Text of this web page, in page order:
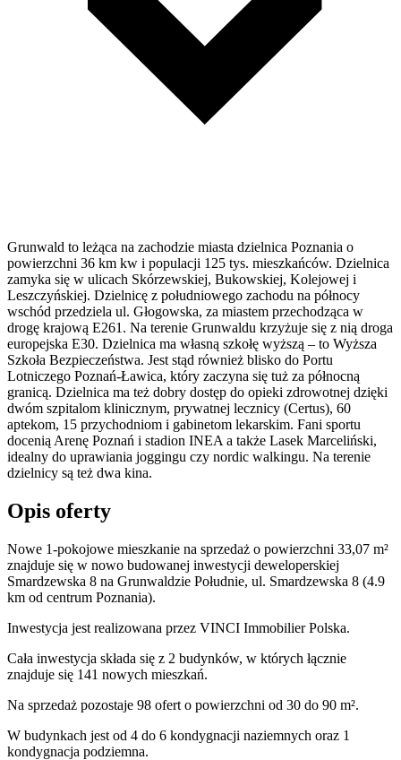
Grunwald to leżąca na zachodzie miasta dzielnica Poznania o
powierzchni 36 km kw i populacji 125 tys. mieszkańców. Dzielnica
zamyka się w ulicach Skórzewskiej, Bukowskiej, Kolejowej i
Leszczyńskiej. Dzielnicę z południowego zachodu na północy
wschód przedziela ul. Głogowska, za miastem przechodząca w
drogę krajową E261. Na terenie Grunwaldu krzyżuje się z nią droga
europejska E30. Dzielnica ma własną szkołę wyższą – to Wyższa
Szkoła Bezpieczeństwa. Jest stąd również blisko do Portu
Lotniczego Poznań-Ławica, który zaczyna się tuż za północną
granicą. Dzielnica ma też dobry dostęp do opieki zdrowotnej dzięki
dwóm szpitalom klinicznym, prywatnej lecznicy (Certus), 60
aptekom, 15 przychodniom i gabinetom lekarskim. Fani sportu
docenią Arenę Poznań i stadion INEA a także Lasek Marceliński,
idealny do uprawiania joggingu czy nordic walkingu. Na terenie
dzielnicy są też dwa kina.
Opis oferty
Nowe 1-pokojowe mieszkanie na sprzedaż o powierzchni 33,07 m²
znajduje się w nowo budowanej inwestycji deweloperskiej
Smardzewska 8 na Grunwaldzie Południe, ul. Smardzewska 8 (4.9
km od centrum Poznania).
Inwestycja jest realizowana przez VINCI Immobilier Polska.
Cała inwestycja składa się z 2 budynków, w których łącznie
znajduje się 141 nowych mieszkań.
Na sprzedaż pozostaje 98 ofert o powierzchni od 30 do 90 m².
W budynkach jest od 4 do 6 kondygnacji naziemnych oraz 1
kondygnacja podziemna.